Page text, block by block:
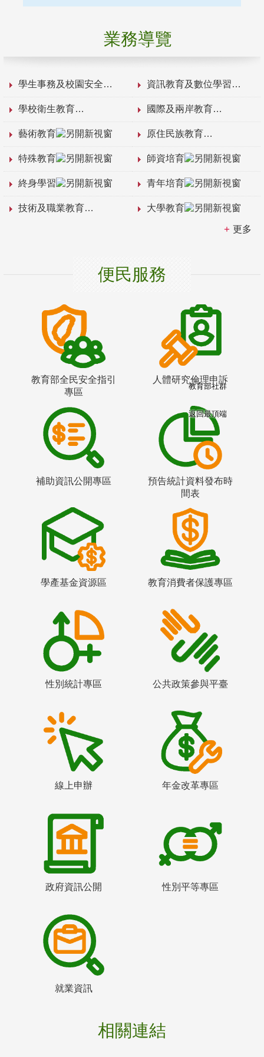
業務導覽
學生事務及校園安全 資訊教育及數位學習
學校衛生教育 國際及兩岸教育
藝術教育 原住民族教育
特殊教育 師資培育
終身學習 青年培育
技術及職業教育 大學教育
更多
便民服務
教育部全民安全指引
專區
人體研究倫理申訴
補助資訊公開專區
預告統計資料發布時
間表
學產基金資源區 教育消費者保護專區
性別統計專區 公共政策參與平臺
線上申辦 年金改革專區
政府資訊公開 性別平等專區
就業資訊
相關連結
教育部社群
返回最頂端